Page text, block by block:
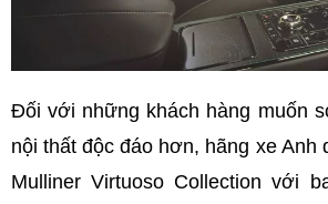
Đối với những khách hàng muốn
nội thất độc đáo hơn, hãng xe Anh
Mulliner Virtuoso Collection với